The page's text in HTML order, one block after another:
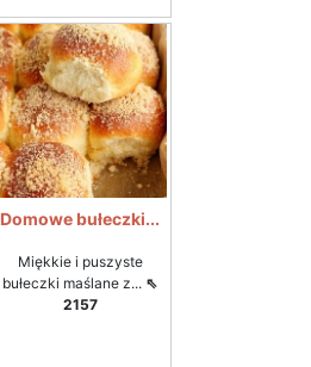
Domowe bułeczki...
Miękkie i puszyste
bułeczki maślane z... ⇖
2157